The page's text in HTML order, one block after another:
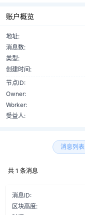
账户概览
地址:
消息数:
类型:
创建时间:
节点ID:
Owner:
Worker:
受益人:
消息列表
共 1 条消息
消息ID:
区块高度: